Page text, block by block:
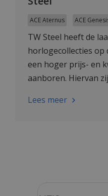
ACE Aternus ACE
TW Steel heeft de
horlogecollecties op
een hoger prijs- en
aanboren. Hiervan
beste collecties.
Lees meer